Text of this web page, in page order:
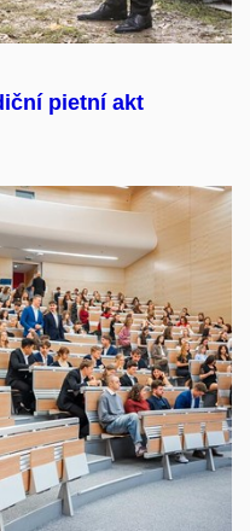
pietní akt